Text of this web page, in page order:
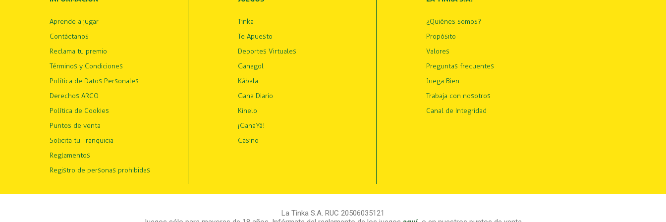
Aprende a jugar
Contáctanos
Reclama tu premio
Términos y Condiciones
Política de Datos Personales
Derechos ARCO
Política de Cookies
Puntos de venta
Solicita tu Franquicia
Reglamentos
Registro de personas prohibidas
Tinka
Te Apuesto
Deportes Virtuales
Ganagol
Kábala
Gana Diario
Kinelo
¡GanaYá!
Casino
¿Quiénes somos?
Propósito
Valores
Preguntas frecuentes
Juega Bien
Trabaja con nosotros
Canal de Integridad
La Tinka S.A. RUC 20506035121